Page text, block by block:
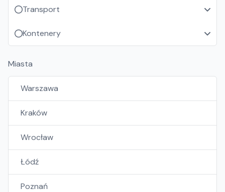
Transport
Kontenery
Miasta
Warszawa
Kraków
Wrocław
Łódź
Poznań